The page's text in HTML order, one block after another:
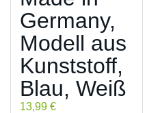
Germany,
Modell aus
Kunststoff,
Blau, Weiß
13,99 €